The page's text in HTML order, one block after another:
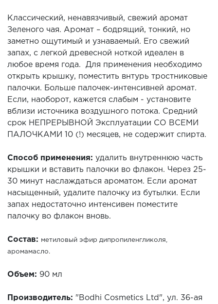
Классический, ненавязчивый, свежий аромат
Зеленого чая. Аромат – бодрящий, тонкий, но
заметно ощутимый и узнаваемый. Его свежий
запах, с легкой древесной ноткой идеален в
любое время года. Для применения необходимо
открыть крышку, поместить внтурь тростниковые
палочки. Больше палочек-интенсивней аромат.
Если, наоборот, кажется слабым - установите
вблизи источника воздушного потока. Средний
срок НЕПРЕРЫВНОЙ Эксплуатации СО ВСЕМИ
ПАЛОЧКАМИ 10 (!) месяцев, не содержит спирта.
Способ применения: удалить внутреннюю часть
крышки и вставить палочки во флакон. Через 25-
30 минут наслаждаться ароматом. Если аромат
насыщенный, удалите палочку из бутылки. Если
запах недостаточно интенсивен поместите
палочку во флакон вновь.
Состав: метиловый эфир дипропиленгликоля,
аромамасло.
Объем: 90 мл
Производитель: "Bodhi Cosmetics Ltd", ул. 36-ая